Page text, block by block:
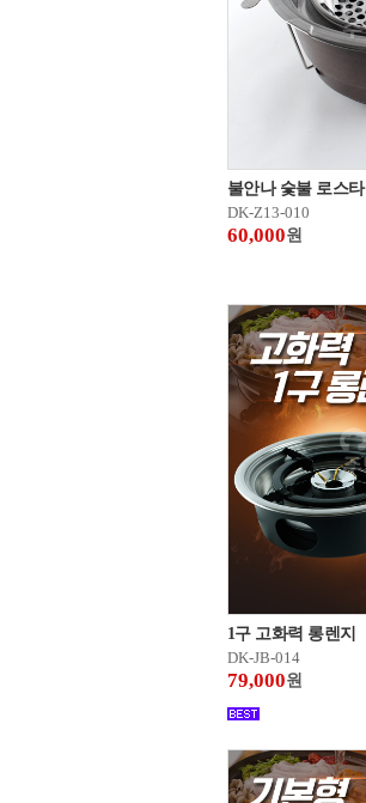
불안나 숯불 로스타
DK-Z13-010
60,000원
1구 고화력 롱렌지
DK-JB-014
79,000원